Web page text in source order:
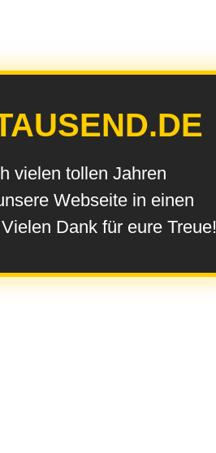
vielen tollen Jahren
Webseite in einen
Dank für eure Treue!